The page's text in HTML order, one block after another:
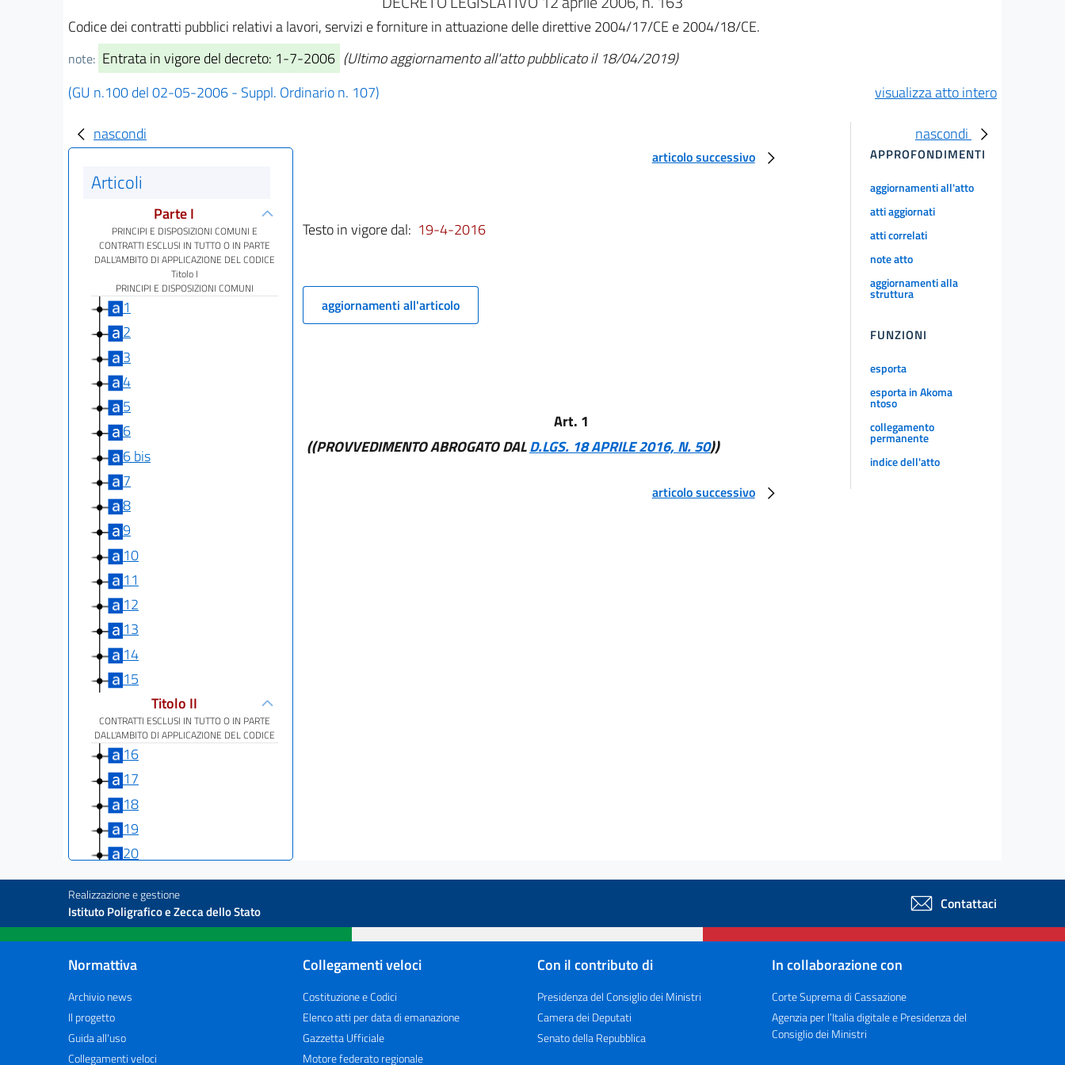
Codice dei contratti pubblici relativi a lavori, servizi e forniture in attuazione delle direttive 2004/17/CE e 2004/18/CE.
note: Entrata in vigore del decreto: 1-7-2006 (Ultimo aggiornamento all'atto pubblicato il 18/04/2019)
(GU n.100 del 02-05-2006 - Suppl. Ordinario n. 107)
visualizza atto intero
nascondi
Articoli
Parte I
PRINCIPI E DISPOSIZIONI COMUNI E
CONTRATTI ESCLUSI IN TUTTO O IN PARTE
DALL'AMBITO DI APPLICAZIONE DEL CODICE
Titolo I
PRINCIPI E DISPOSIZIONI COMUNI
1
2
3
4
5
6
6 bis
7
8
9
10
11
12
13
14
15
Titolo II
CONTRATTI ESCLUSI IN TUTTO O IN PARTE
DALL'AMBITO DI APPLICAZIONE DEL CODICE
16
17
18
19
20
21
22
23
25
26
Parte II
articolo successivo
Testo in vigore dal: 19-4-2016
aggiornamenti all'articolo
Art. 1
((PROVVEDIMENTO ABROGATO DALD.LGS. 18 APRILE 2016, N. 50))
articolo successivo
nascondi
APPROFONDIMENTI
aggiornamenti all'atto
atti aggiornati
atti correlati
note atto
aggiornamenti alla
struttura
FUNZIONI
esporta
esporta in Akoma
ntoso
collegamento
permanente
indice dell'atto
Realizzazione e gestione
Istituto Poligrafico e Zecca dello Stato Contattaci
Normattiva
Archivio news
Il progetto
Guida all'uso
Collegamenti veloci
Collegamenti veloci
Costituzione e Codici
Elenco atti per data di emanazione
Gazzetta Ufficiale
Motore federato regionale
Con il contributo di
Presidenza del Consiglio dei Ministri
Camera dei Deputati
Senato della Repubblica
In collaborazione con
Corte Suprema di Cassazione
Agenzia per l’Italia digitale e Presidenza del
Consiglio dei Ministri